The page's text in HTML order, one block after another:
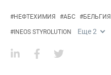
#НЕФТЕХИМИЯ #АБС #БЕЛЬГИЯ
#INEOS STYROLUTION Еще2